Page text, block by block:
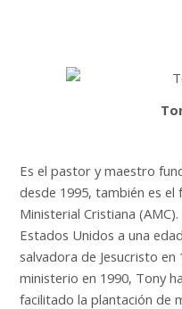
Es el pastor y maestro
desde 1995, también es el
Ministerial Cristiana
Estados Unidos a una
salvadora de Jesucristo en
ministerio en 1990, Tony
facilitado la plantación de